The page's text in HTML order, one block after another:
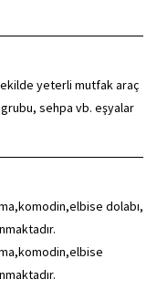
yeterli mutfak araç
sehpa vb. eşyalar
dolabı,